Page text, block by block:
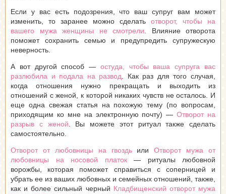
Если у вас есть подозрения, что ваш супруг вам может
изменить, то заранее можно сделать отворот, чтобы на
вашего мужа женщины не смотрели . Влияние отворота
поможет сохранить семью и предупредить супружескую
неверность.
А вот другой способ — остуда, чтобы ваша супруга вас
разлюбила и подала на развод . Как раз для того случая,
когда отношения нужно прекращать и выходить из
отношений с женой, к которой никаких чувств не осталось. И
еще одна свежая статья на похожую тему (по вопросам,
приходящим ко мне на электронную почту) —Отворот на
разрыв с женой . Вы можете этот ритуал также сделать
самостоятельно.
Отворот от любовницы на гвоздьилиОтворот мужа от
любовницы на носовой платок— ритуалы любовной
ворожбы, которая поможет справиться с соперницей и
убрать ее из ваших любовных и семейных отношений, также,
как и более сильный черный Кладбищенский отворот мужа